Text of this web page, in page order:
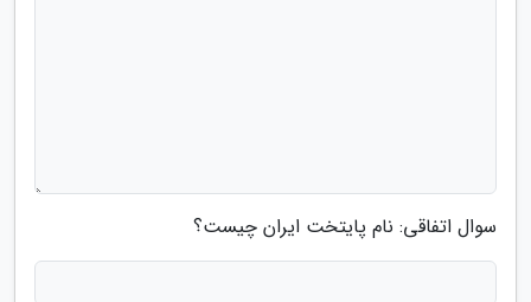
سوال اتفاقی: نام پایتخت ایران چیست؟